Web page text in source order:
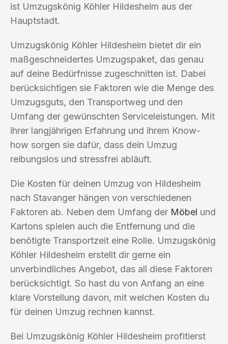
ist Umzugskönig Köhler Hildesheim aus der
Hauptstadt.
Umzugskönig Köhler Hildesheim bietet dir ein
maßgeschneidertes Umzugspaket, das genau
auf deine Bedürfnisse zugeschnitten ist. Dabei
berücksichtigen sie Faktoren wie die Menge des
Umzugsguts, den Transportweg und den
Umfang der gewünschten Serviceleistungen. Mit
ihrer langjährigen Erfahrung und ihrem Know-
how sorgen sie dafür, dass dein Umzug
reibungslos und stressfrei abläuft.
Die Kosten für deinen Umzug von Hildesheim
nach Stavanger hängen von verschiedenen
Faktoren ab. Neben dem Umfang der Möbel und
Kartons spielen auch die Entfernung und die
benötigte Transportzeit eine Rolle. Umzugskönig
Köhler Hildesheim erstellt dir gerne ein
unverbindliches Angebot, das all diese Faktoren
berücksichtigt. So hast du von Anfang an eine
klare Vorstellung davon, mit welchen Kosten du
für deinen Umzug rechnen kannst.
Bei Umzugskönig Köhler Hildesheim profitierst